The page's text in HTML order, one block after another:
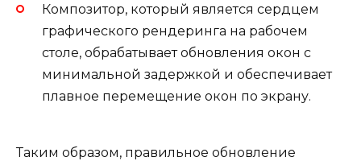
Композитор, который является сердцем
графического рендеринга на рабочем
столе, обрабатывает обновления окон с
минимальной задержкой и обеспечивает
плавное перемещение окон по экрану.
Таким образом, правильное обновление